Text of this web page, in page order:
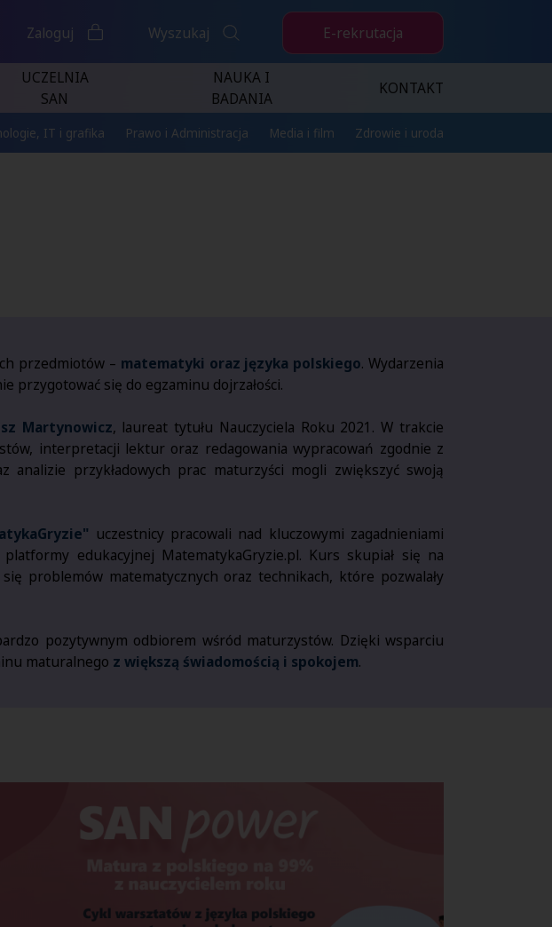
Zaloguj Wyszukaj E-rekrutacja
UCZELNIA
SAN
NAUKA I
BADANIA
KONTAKT
IT i grafika Prawo i Administracja Media i film Zdrowie i uroda
przedmiotów – matematyki oraz języka polskiego. Wydarzenia
przygotować się do egzaminu dojrzałości.
Martynowicz, laureat tytułu Nauczyciela Roku 2021. W trakcie
interpretacji lektur oraz redagowania wypracowań zgodnie z
przykładowych prac maturzyści mogli zwiększyć swoją
uczestnicy pracowali nad kluczowymi zagadnieniami
edukacyjnej MatematykaGryzie.pl. Kurs skupiał się na
problemów matematycznych oraz technikach, które pozwalały
pozytywnym odbiorem wśród maturzystów. Dzięki wsparciu
maturalnego z większą świadomością i spokojem.